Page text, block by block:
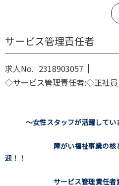
サービス管理責任者
求人No. 2318903057
◇サービス管理責任者:◇正社員
～女性スタッフが活躍してい
障がい福祉事業の核とな
迎！！
サービス管理責任者資格